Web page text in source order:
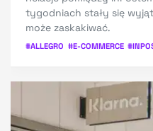
tygodniach stały się
może zaskakiwać.
#ALLEGRO #E-COMMERCE #